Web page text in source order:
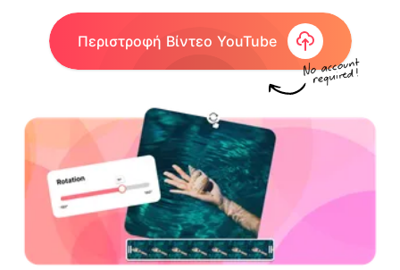
Περιστροφή Βίντεο YouTube